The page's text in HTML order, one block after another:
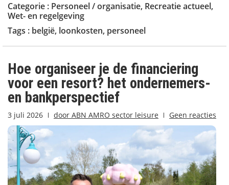
Categorie : Personeel / organisatie, Recreatie actueel,
Wet- en regelgeving
Tags : belgië, loonkosten, personeel
Hoe organiseer je de financiering
voor een resort? het ondernemers-
en bankperspectief
3 juli 2026 door ABN AMRO sector leisure Geen reacties